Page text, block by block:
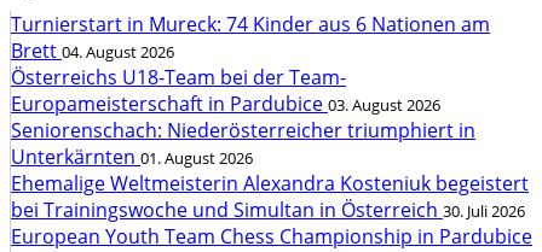
Turnierstart in Mureck: 74 Kinder aus 6 Nationen am
Brett 04. August 2026
Österreichs U18-Team bei der Team-
Europameisterschaft in Pardubice 03. August 2026
Seniorenschach: Niederösterreicher triumphiert in
Unterkärnten 01. August 2026
Ehemalige Weltmeisterin Alexandra Kosteniuk begeistert
bei Trainingswoche und Simultan in Österreich 30. Juli 2026
European Youth Team Chess Championship in Pardubice